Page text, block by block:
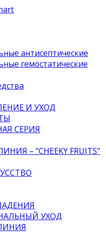
антисептические
гемостатические
И УХОД
СЕРИЯ
– "CHEEKY FRUITS"
УХОД